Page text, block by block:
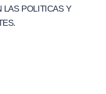
LAS POLITICAS Y